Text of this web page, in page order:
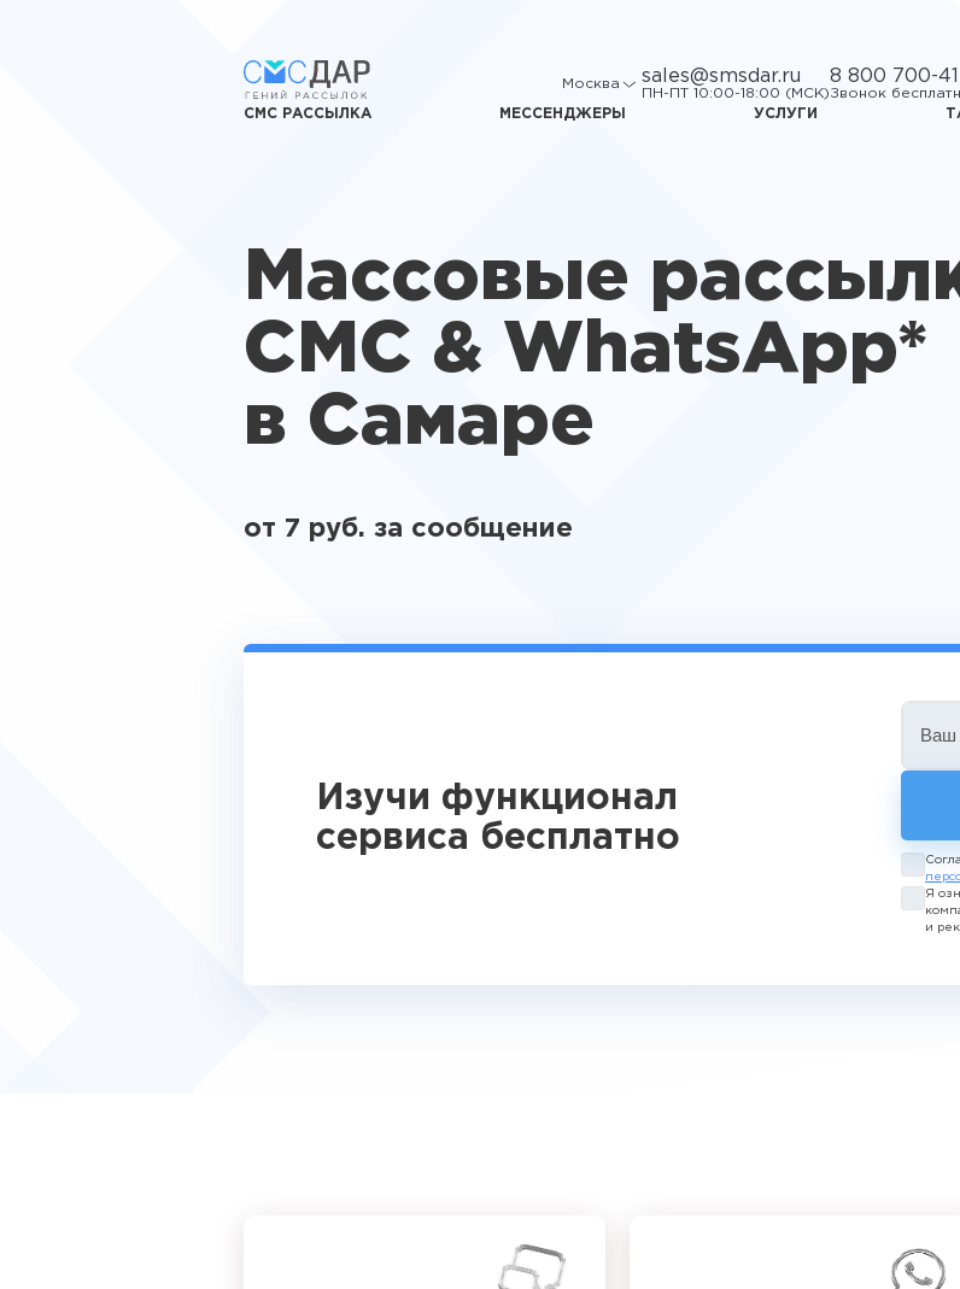
Москва sales@smsdar.ru
ПН-ПТ 10:00-18:00 (МСК)
8 800 700-
Звонок
СМС РАССЫЛКА МЕССЕНДЖЕРЫ УСЛУГИ
Массовые
СМС & WhatsApp*
в Самаре
от 7 руб. за сообщение
Изучи функционал
сервиса бесплатно
Ваш
Я
и